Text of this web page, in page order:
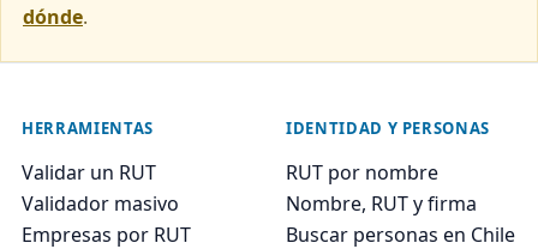
dónde.
HERRAMIENTAS
Validar un RUT
Validador masivo
Empresas por RUT
IDENTIDAD Y PERSONAS
RUT por nombre
Nombre, RUT y firma
Buscar personas en Chile